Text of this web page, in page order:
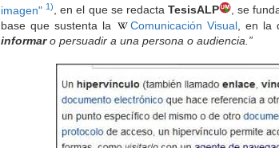
imagen" 1), en el que se redacta TesisALP , se
base que sustenta la
Comunicación Visual, en la
informaro persuadir a una persona o audiencia.”